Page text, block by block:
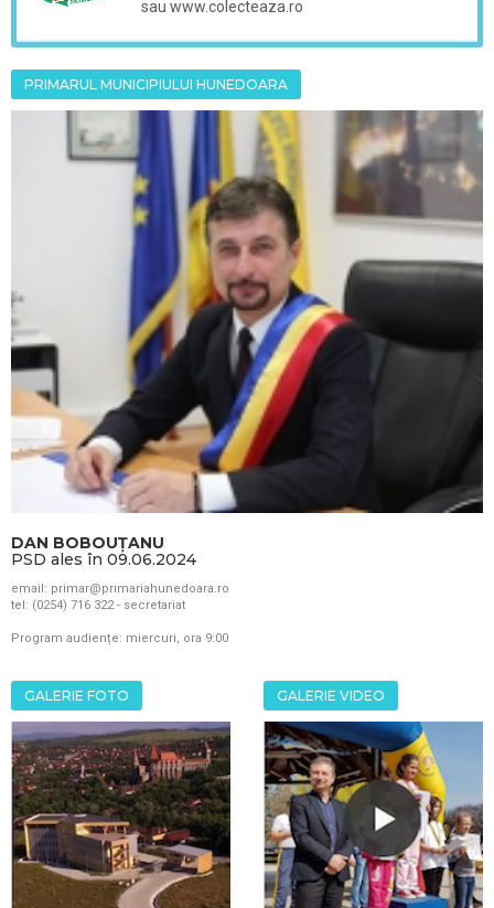
sau www.colecteaza.ro
PRIMARUL MUNICIPIULUI HUNEDOARA
DAN BOBOUȚANU
PSD ales în 09.06.2024
email: primar@primariahunedoara.ro
tel: (0254) 716 322 - secretariat
Program audiențe: miercuri, ora 9:00
GALERIE FOTO GALERIE VIDEO